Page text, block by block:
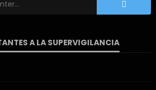
A LA SUPERVIGILANCIA